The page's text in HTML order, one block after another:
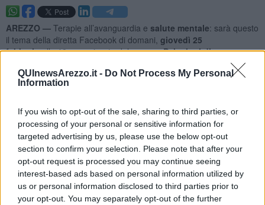
QUInewsArezzo.it - Do Not Process My Personal
Information
If you wish to opt-out of the sale, sharing to third parties, or
processing of your personal or sensitive information for
targeted advertising by us, please use the below opt-out
section to confirm your selection. Please note that after your
opt-out request is processed you may continue seeing
interest-based ads based on personal information utilized by
us or personal information disclosed to third parties prior to
your opt-out. You may separately opt-out of the further
AREZZO — Terapie all’avanguardia e salute mentale: sarà questo
il tema della diretta Facebook di domani, giovedì 25
febbraioalle18,organizzata dalgruppo Psicologi di
Ad approfondire l’argomento sarà
Stefano Pallanti
, esperto in
dell’aggiornamento, alla luce delle più moderne acquisizioni delle
neuroscienze anche in ambito digitale, sono i due principi su cui si
basano gli studi diPallanti , contestualizzati in un momento storico
che sta mettendo a dura prova il benessere, anche psicologico, di
milioni di persone.